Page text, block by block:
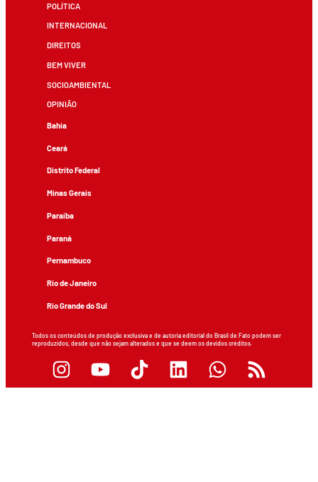
POLÍTICA
INTERNACIONAL
DIREITOS
BEM VIVER
SOCIOAMBIENTAL
OPINIÃO
Bahia
Ceará
Distrito Federal
Minas Gerais
Paraíba
Paraná
Pernambuco
Rio de Janeiro
Rio Grande do Sul
Todos os conteúdos de produção exclusiva e de autoria editorial do Brasil de Fato podem ser
reproduzidos, desde que não sejam alterados e que se deem os devidos créditos.